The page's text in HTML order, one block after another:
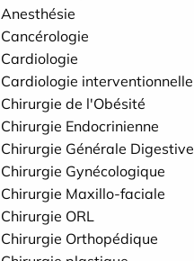
Anesthésie
Cancérologie
Cardiologie
Cardiologie interventionnelle
Chirurgie de l'Obésité
Chirurgie Endocrinienne
Chirurgie Générale Digestive
Chirurgie Gynécologique
Chirurgie Maxillo-faciale
Chirurgie ORL
Chirurgie Orthopédique